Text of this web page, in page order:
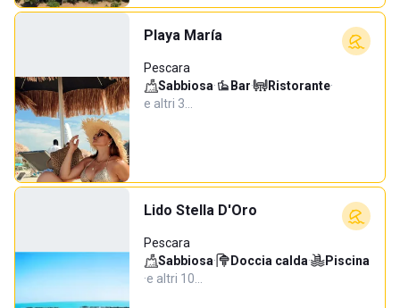
Playa María
Pescara
Sabbiosa· Bar· Ristorante·
e altri 3…
Lido Stella D'Oro
Pescara
Sabbiosa· Doccia calda·
Piscina
·e altri 10…